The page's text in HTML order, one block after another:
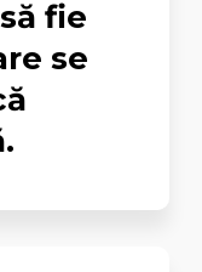
fie
se